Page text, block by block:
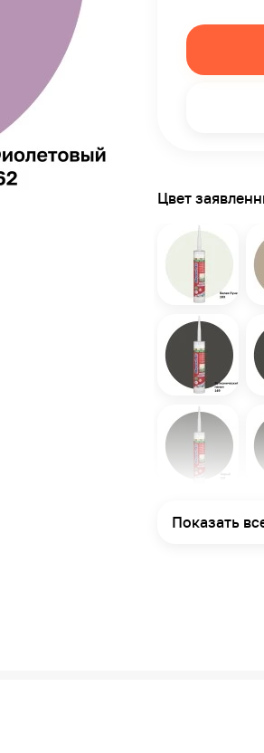
Цвет
Показать